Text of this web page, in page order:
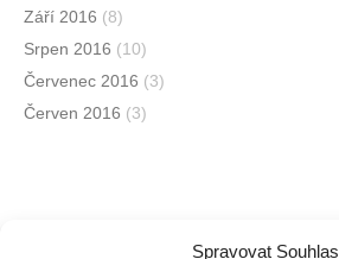
Spravovat Souhlas
Září 2016 (8)
Srpen 2016 (10)
Červenec 2016 (3)
Červen 2016 (3)